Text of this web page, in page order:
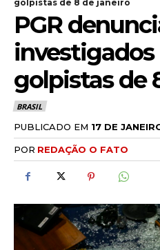
golpistas de 8 de janeiro
PGR
investigados
golpistas de
BRASIL
PUBLICADO EM 17 DE
POR REDAÇÃO O FATO